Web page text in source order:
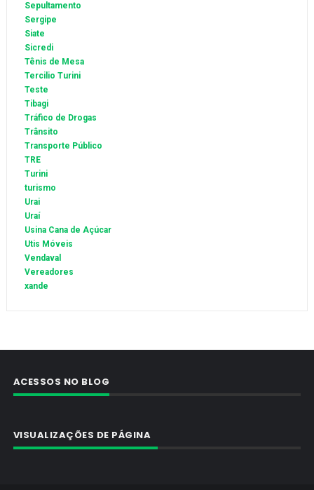
Sepultamento
Sergipe
Siate
Sicredi
Tênis de Mesa
Tercilio Turini
Teste
Tibagi
Tráfico de Drogas
Trânsito
Transporte Público
TRE
Turini
turismo
Urai
Uraí
Usina Cana de Açúcar
Utis Móveis
Vendaval
Vereadores
xande
ACESSOS NO BLOG
VISUALIZAÇÕES DE PÁGINA